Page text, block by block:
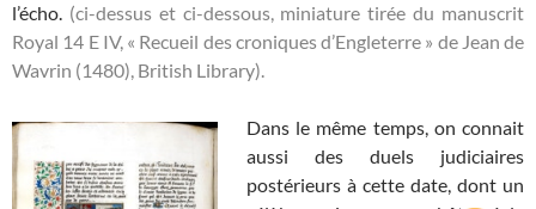
l’écho. (ci-dessus et ci-dessous, miniature tirée du manuscrit
Royal 14 E IV, « Recueil des croniques d’Engleterre » de Jean de
Wavrin (1480), British Library).
Dans le même temps, on connait
aussi des duels judiciaires
postérieurs à cette date, dont un